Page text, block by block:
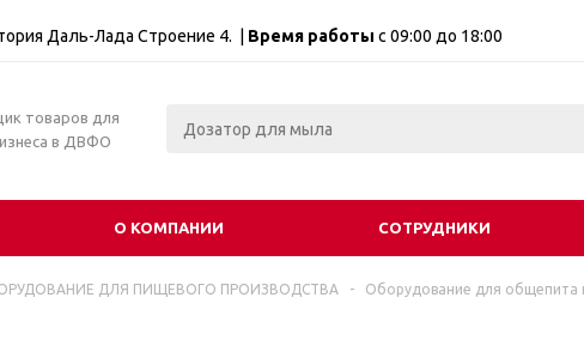
Даль-Лада Строение 4. | Время работы с 09:00 до 18:00
товаров для
в ДВФО
О КОМПАНИИ СОТРУДНИКИ
ДЛЯ ПИЩЕВОГО ПРОИЗВОДСТВА - Оборудование для общепита